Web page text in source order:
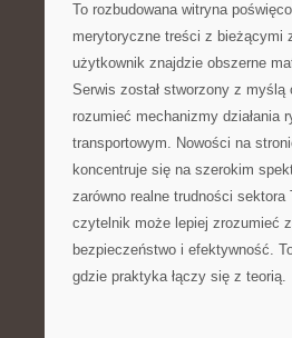
To rozbudowana witryna
merytoryczne treści z bieżącymi
użytkownik znajdzie obszerne
Serwis został stworzony z
rozumieć mechanizmy działania
transportowym. Nowości na
koncentruje się na szerokim
zarówno realne trudności
czytelnik może lepiej zrozumieć
bezpieczeństwo i efektywność.
gdzie praktyka łączy się z teorią.